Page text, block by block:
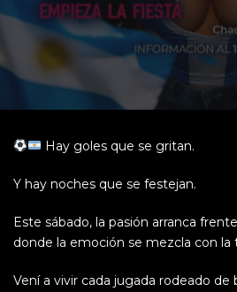
Hay goles que se gritan.
Y hay noches que se festejan.
Este sábado, la pasión arranca
donde la emoción se mezcla con la
Vení a vivir cada jugada rodeado de